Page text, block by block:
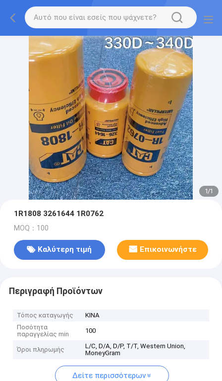
1/1
1R1808 3261644 1R0762
MOQ：100
Καλύτερη τιμή Επικοινωνήστε
Περιγραφή Προϊόντων
Τόπος καταγωγής
ΚΙΝΑ
Ποσότητα
παραγγελίας min
100
Όροι πληρωμής
L/C, D/A, D/P, T/T, Western Union,
MoneyGram
Δείτε περισσότερων